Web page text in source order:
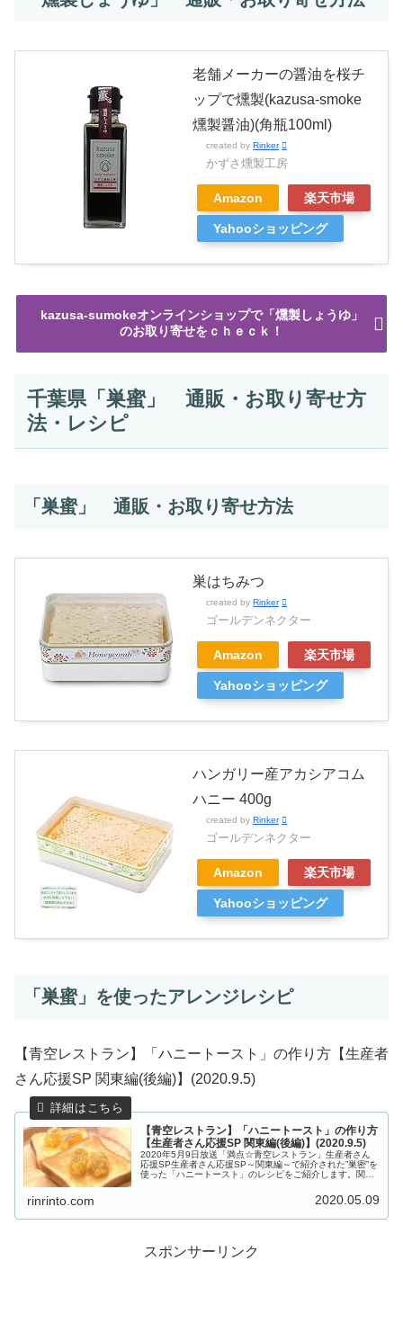
老舗メーカーの醤油を桜チ
ップで燻製(kazusa-smoke
燻製醤油)(角瓶100ml)
created by Rinker
かずさ燻製工房
Amazon 楽天市場
Yahooショッピング
kazusa-sumokeオンラインショップで「燻製しょうゆ」
のお取り寄せをｃｈｅｃｋ！
千葉県「巣蜜」 通販・お取り寄せ方
法・レシピ
「巣蜜」 通販・お取り寄せ方法
巣はちみつ
created by Rinker
ゴールデンネクター
Amazon 楽天市場
Yahooショッピング
ハンガリー産アカシアコム
ハニー 400g
created by Rinker
ゴールデンネクター
Amazon 楽天市場
Yahooショッピング
「巣蜜」を使ったアレンジレシピ
【青空レストラン】「ハニートースト」の作り方【生産者
さん応援SP 関東編(後編)】(2020.9.5)
【青空レストラン】「ハニートースト」の作り方
【生産者さん応援SP 関東編(後編)】(2020.9.5)
2020年5月9日放送「満点☆青空レストラン」生産者さん
応援SP生産者さん応援SP～関東編～で紹介された”巣密”を
使った「ハニートースト」のレシピをご紹介します。関連
rinrinto.com 2020.05.09
スポンサーリンク